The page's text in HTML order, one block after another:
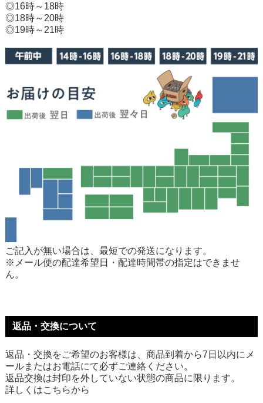
◎16時～18時
◎18時～20時
◎19時～21時
ご記入が無い場合は、最短での発送になります。
※メール便の配達希望日・配達時間帯の指定はできませ
ん。
返品・交換について
返品・交換をご希望のお客様は、商品到着から7日以内にメ
ールまたはお電話にて必ずご連絡ください。
返品交換は封印を外していない状態の商品に限ります。
詳しくはこちらから